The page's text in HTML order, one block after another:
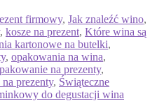
firmowy, Jak znaleźć wino,
, kosze na prezent, Które wina są
kartonowe na butelki,
, opakowania na wina,
na prezenty,
na prezenty, Świąteczne
do degustacji wina